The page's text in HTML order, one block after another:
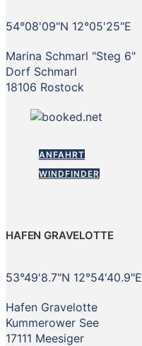
54°08'09"N 12°05'25"E
Marina Schmarl "Steg 6"
Dorf Schmarl
18106 Rostock
ANFAHRT
WINDFINDER
HAFEN GRAVELOTTE
53°49'8.7"N 12°54'40.9"E
Hafen Gravelotte
Kummerower See
17111 Meesiger